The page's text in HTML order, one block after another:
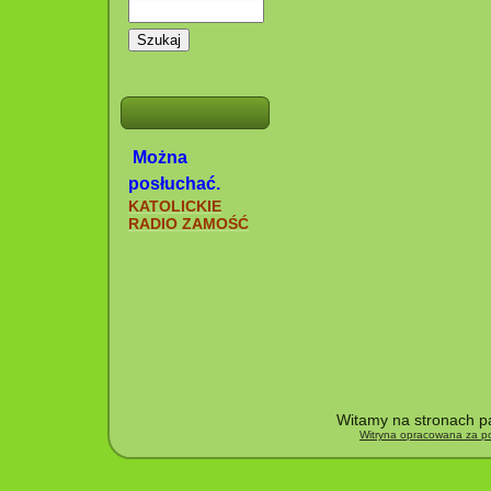
Szukaj
Można
posłuchać.
KATOLICKIE
RADIO ZAMOŚĆ
Witamy na stronach
Witryna opracowana za